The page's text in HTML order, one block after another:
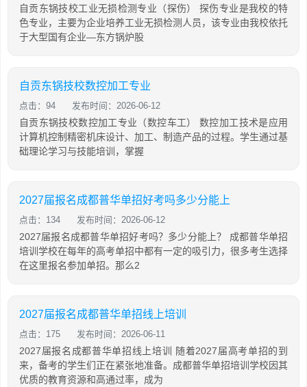
自贡东锅技校工业无损检测专业（探伤） 探伤专业是我校的特
色专业，主要为企业培养工业无损检测人员，该专业由我校依托
于大型国有企业—东方锅炉股
自贡东锅技校数控加工专业
点击：94 发布时间：2026-06-12
自贡东锅技校数控加工专业（数控车工） 数控加工技术是应用
计算机控制精密机床设计、加工、制造产品的过程。学生通过基
础理论学习与技能培训，掌握
2027届报名成都普华单招好考吗多少分能上
点击：134 发布时间：2026-06-12
2027届报名成都普华单招好考吗？多少分能上？ 成都普华单招
培训学校在每年的高考单招中都有一定的吸引力，很多考生选择
在这里报名参加单招。那么2
2027届报名成都普华单招线上培训
点击：175 发布时间：2026-06-11
2027届报名成都普华单招线上培训 随着2027届高考单招的到
来，备考的学生们正在紧张地准备。成都普华单招培训学校因其
优质的教育资源和高通过率，成为